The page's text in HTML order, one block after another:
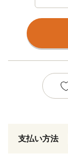
支払い方法